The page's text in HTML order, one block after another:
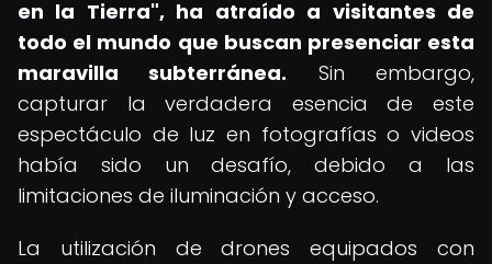
en la Tierra", ha atraído a visitantes de
todo el mundo que buscan presenciar esta
maravilla subterránea. Sin embargo,
capturar la verdadera esencia de este
espectáculo de luz en fotografías o videos
había sido un desafío, debido a las
limitaciones de iluminación y acceso.
La utilización de drones equipados con